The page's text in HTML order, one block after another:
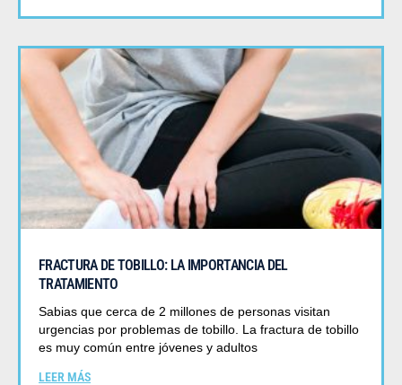
FRACTURA DE TOBILLO: LA IMPORTANCIA DEL
TRATAMIENTO
Sabias que cerca de 2 millones de personas visitan
urgencias por problemas de tobillo. La fractura de tobillo
es muy común entre jóvenes y adultos
LEER MÁS